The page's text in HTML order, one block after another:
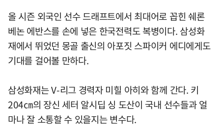
올 시즌 외국인 선수 드래프트에서 최대어로 꼽힌 쉐론
베논 에반스를 손에 넣은 한국전력도 복병이다. 삼성화
재에서 뛰었던 몽골 출신의 아포짓 스파이커 에디에게도
기대를 걸어볼 만하다.
삼성화재는 V-리그 경력자 미힐 아히와 함께 간다. 키
204㎝의 장신 세터 알시딥 싱 도산이 국내 선수들과 얼
마나 잘 소통할 수 있을지는 변수다.